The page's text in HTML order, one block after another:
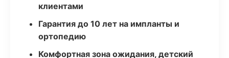
клиентами
Гарантия до 10 лет на импланты и
ортопедию
Комфортная зона ожидания, детский